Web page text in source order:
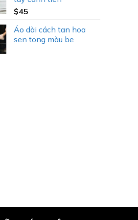
$45
Áo dài cách tan hoa
sen tong màu be